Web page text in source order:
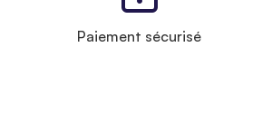
Paiement sécurisé